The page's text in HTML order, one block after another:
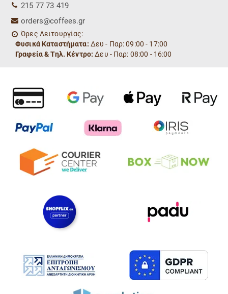
215 77 73 419
orders@coffees.gr
Ώρες Λειτουργίας:
Φυσικά Καταστήματα: Δευ - Παρ: 09:00 - 17:00
Γραφεία & Τηλ. Κέντρο: Δευ - Παρ: 08:00 - 16:00